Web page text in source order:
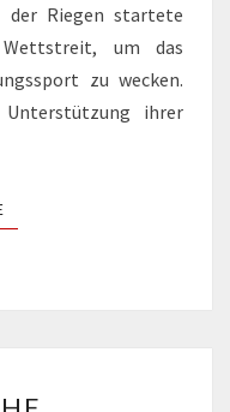
der Riegen startete
um das
zu wecken.
ihrer
READ MORE